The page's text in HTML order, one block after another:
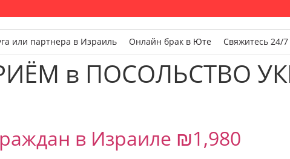
или партнера в Израиль Онлайн брак в Юте Свяжитесь 24/7
в ПОСОЛЬСТВО
в Израиле ₪1,980